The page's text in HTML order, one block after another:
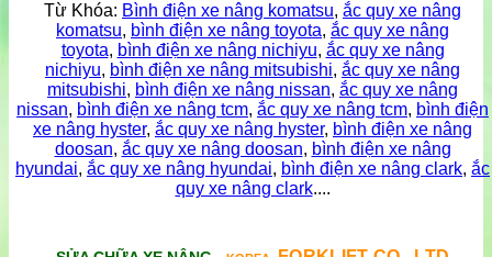
Từ Khóa: Bình điện xe nâng komatsu, ắc quy xe nâng
komatsu, bình điện xe nâng toyota, ắc quy xe nâng
toyota, bình điện xe nâng nichiyu, ắc quy xe nâng
nichiyu, bình điện xe nâng mitsubishi, ắc quy xe nâng
mitsubishi, bình điện xe nâng nissan, ắc quy xe nâng
nissan, bình điện xe nâng tcm, ắc quy xe nâng tcm, bình điện
xe nâng hyster, ắc quy xe nâng hyster, bình điện xe nâng
doosan, ắc quy xe nâng doosan, bình điện xe nâng
hyundai, ắc quy xe nâng hyundai, bình điện xe nâng clark, ắc
quy xe nâng clark....